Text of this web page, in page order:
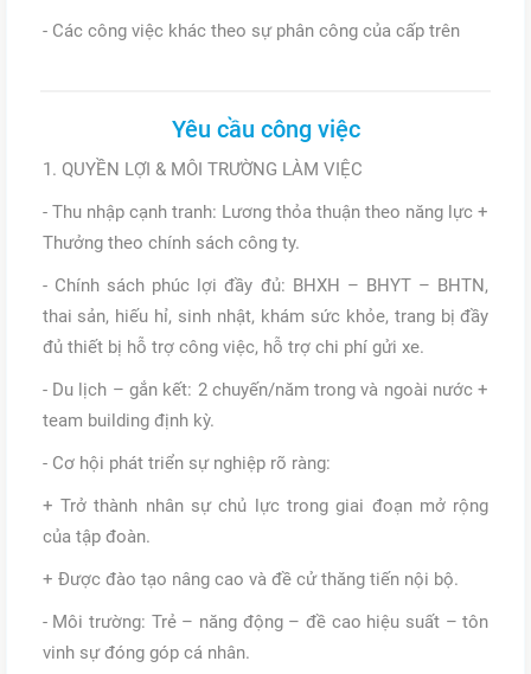
- Các công việc khác theo sự phân công của cấp trên
Yêu cầu công việc
1. QUYỀN LỢI & MÔI TRƯỜNG LÀM VIỆC
- Thu nhập cạnh tranh: Lương thỏa thuận theo năng lực +
Thưởng theo chính sách công ty.
- Chính sách phúc lợi đầy đủ: BHXH – BHYT – BHTN,
thai sản, hiếu hỉ, sinh nhật, khám sức khỏe, trang bị đầy
đủ thiết bị hỗ trợ công việc, hỗ trợ chi phí gửi xe.
- Du lịch – gắn kết: 2 chuyến/năm trong và ngoài nước +
team building định kỳ.
- Cơ hội phát triển sự nghiệp rõ ràng:
+ Trở thành nhân sự chủ lực trong giai đoạn mở rộng
của tập đoàn.
+ Được đào tạo nâng cao và đề cử thăng tiến nội bộ.
- Môi trường: Trẻ – năng động – đề cao hiệu suất – tôn
vinh sự đóng góp cá nhân.